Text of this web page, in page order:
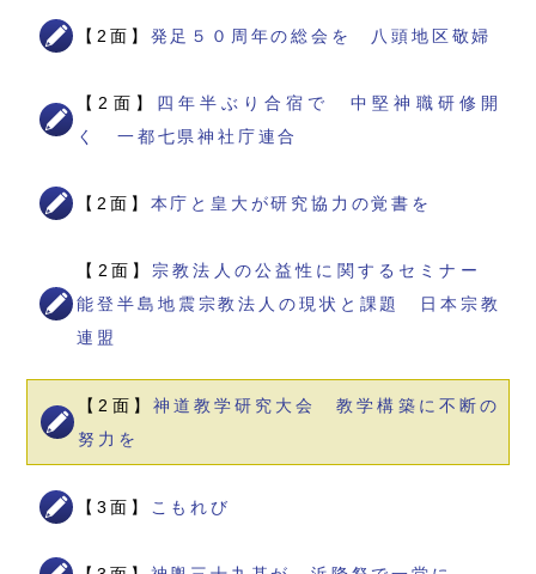
【2面】 発足５０周年の総会を 八頭地区敬婦
【2面】 四年半ぶり合宿で 中堅神職研修開
く 一都七県神社庁連合
【2面】 本庁と皇大が研究協力の覚書を
【2面】 宗教法人の公益性に関するセミナー
能登半島地震宗教法人の現状と課題 日本宗教
連盟
【2面】 神道教学研究大会 教学構築に不断の
努力を
【3面】 こもれび